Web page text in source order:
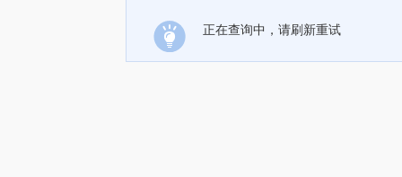
正在查询中，请刷新重试